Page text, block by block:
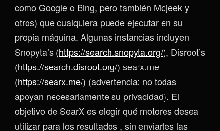
como Google o Bing, pero también Mojeek y
otros) que cualquiera puede ejecutar en su
propia máquina. Algunas instancias incluyen
Snopyta’s (https://search.snopyta.org/), Disroot’s
(https://search.disroot.org/) searx.me
(https://searx.me/) (advertencia: no todas
apoyan necesariamente su privacidad). El
objetivo de SearX es elegir qué motores desea
utilizar para los resultados , sin enviarles las